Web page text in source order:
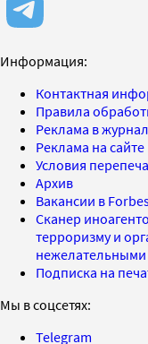
Информация:
Контактная
Правила
Реклама в
Реклама на сайте
Условия
Архив
Вакансии в
Сканер
терроризму и
нежелательными
Подписка на
Мы в соцсетях:
Telegram